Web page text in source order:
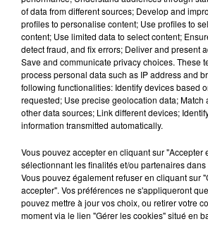
Pari réussi !
Musique
7 août 2026
Sensation » avec
of data from different sources; Develop and
profiles to personalise content; Use profiles to
content; Use limited data to select content;
detect fraud, and fix errors; Deliver and present
Save and communicate privacy choices. These
process personal data such as IP address and
following functionalities: Identify devices based
requested; Use precise geolocation data; Match
other data sources; Link different devices;
information transmitted automatically.
Vous pouvez accepter en cliquant sur "Accepter
sélectionnant les finalités et/ou partenaires dans
Vous pouvez également refuser en cliquant sur
accepter". Vos préférences ne s'appliqueront
pouvez mettre à jour vos choix, ou retirer votre
moment via le lien "Gérer les cookies" situé en